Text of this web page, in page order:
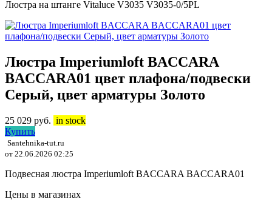
Люстра на штанге Vitaluce V3035 V3035-0/5PL
Люстра Imperiumloft BACCARA
BACCARA01 цвет плафона/подвески
Серый, цвет арматуры Золото
25 029 руб. in stock
Купить
Santehnika-tut.ru
от 22.06.2026 02:25
Подвесная люстра Imperiumloft BACCARA BACCARA01
Цены в магазинах